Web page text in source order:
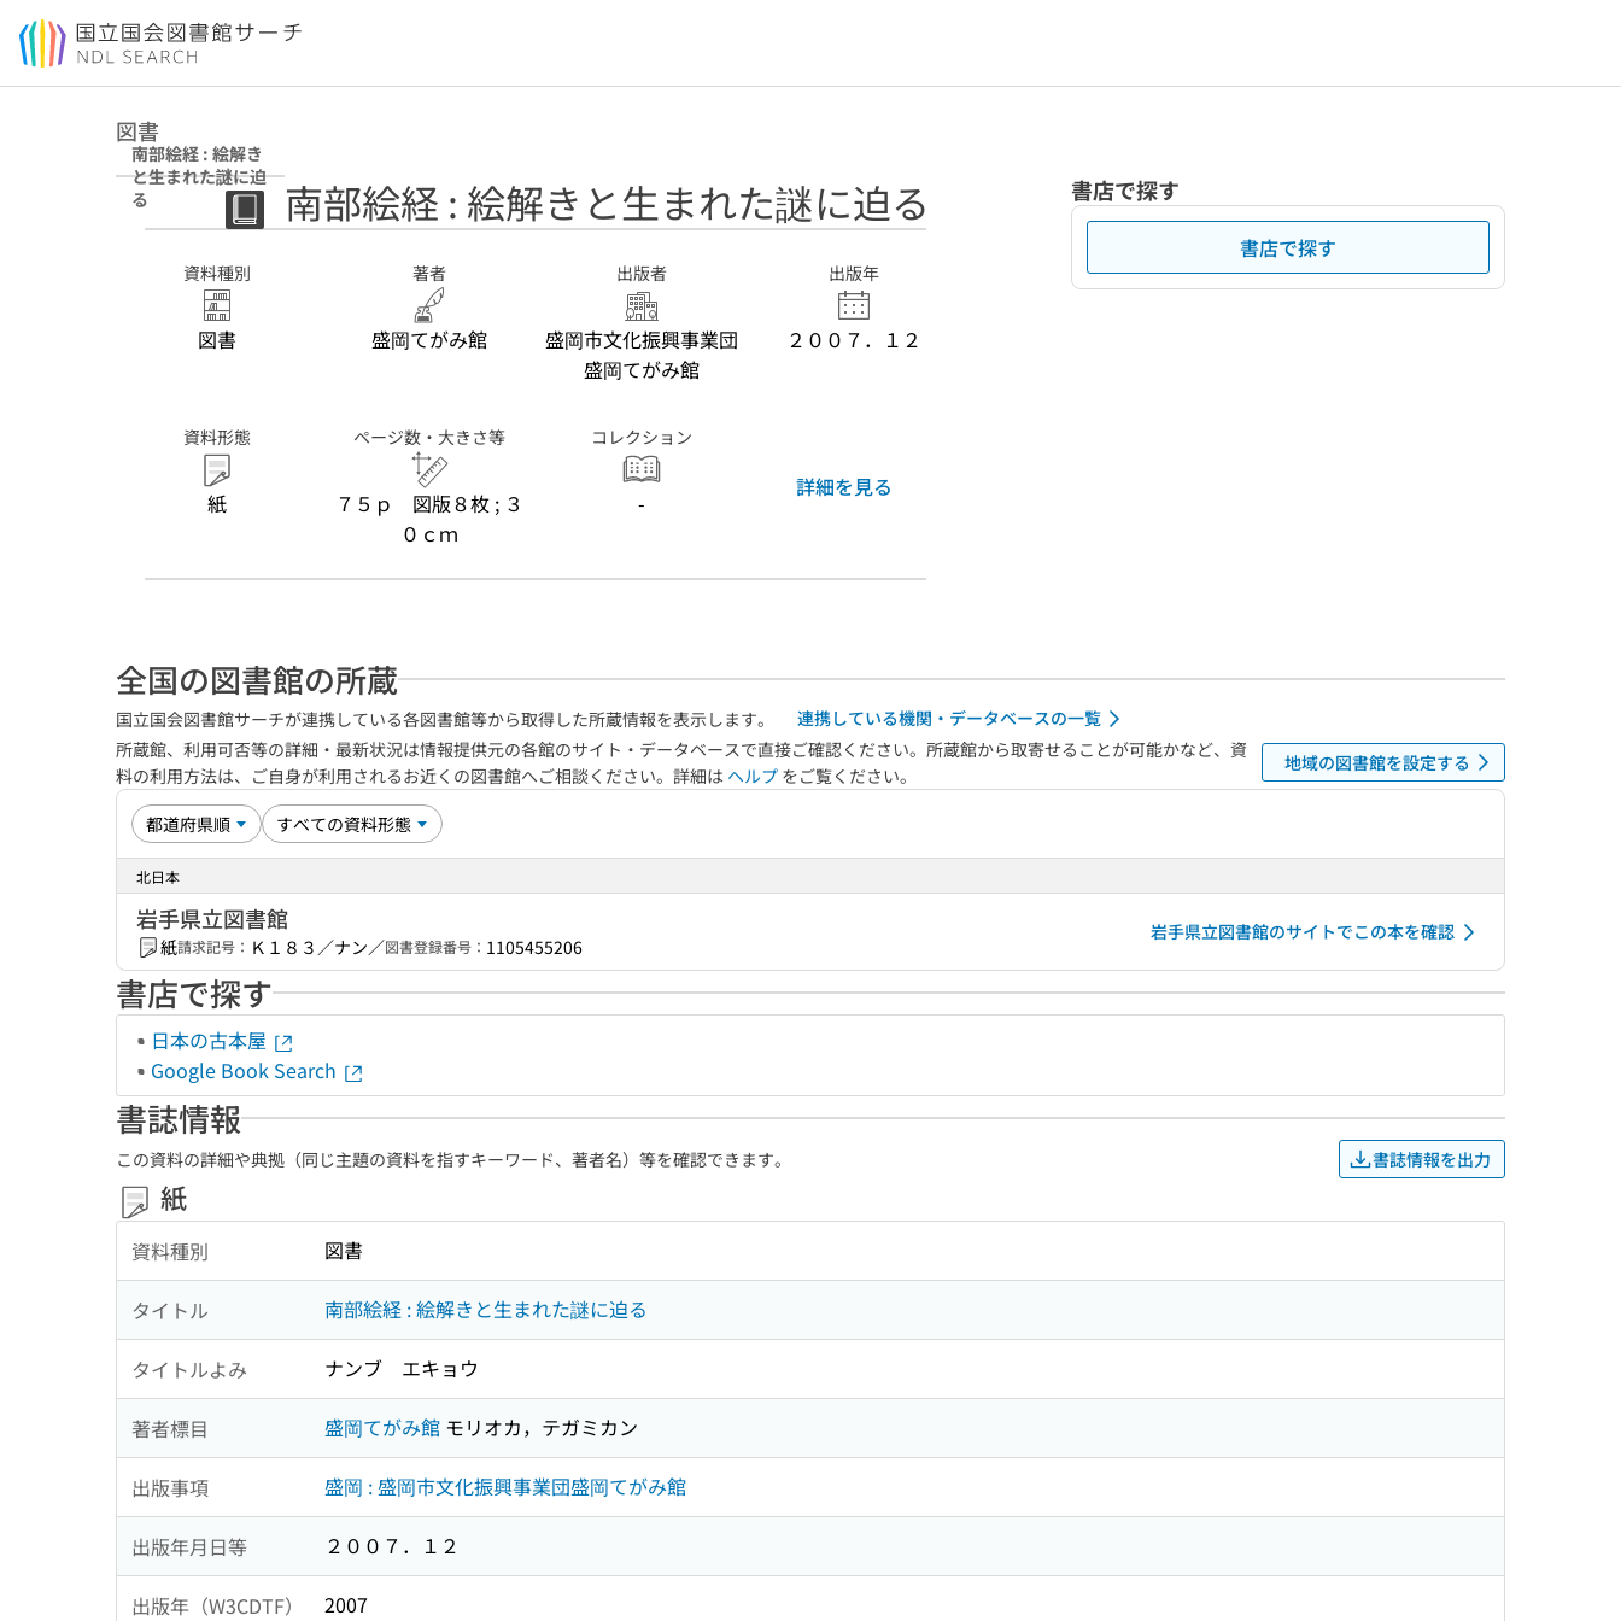
本文へ移動
図書
南部絵経 : 絵解き
と生まれた謎に迫
る
南部絵経 : 絵解きと生まれた謎に迫る
資料種別
図書
著者
盛岡てがみ館
出版者
盛岡市文化振興事業団
盛岡てがみ館
出版年
２００７．１２
資料形態
紙
ページ数・大きさ等
７５ｐ 図版８枚 ; ３
０ｃｍ
コレクション
-
詳細を見る
書店で探す
書店で探す
全国の図書館の所蔵
国立国会図書館サーチが連携している各図書館等から取得した所蔵情報を表示します。
連携している機関・データベースの一覧
所蔵館、利用可否等の詳細・最新状況は情報提供元の各館のサイト・データベースで直接ご確認ください。所蔵館から取寄せることが可能かなど、資
料の利用方法は、ご自身が利用されるお近くの図書館へご相談ください。詳細は ヘルプ をご覧ください。
地域の図書館を設定する
北日本
岩手県立図書館
紙請求記号： Ｋ１８３／ナン／図書登録番号： 1105455206
岩手県立図書館のサイトでこの本を確認
書店で探す
日本の古本屋
Google Book Search
書誌情報
この資料の詳細や典拠（同じ主題の資料を指すキーワード、著者名）等を確認できます。 書誌情報を出力
紙
資料種別 図書
タイトル 南部絵経 : 絵解きと生まれた謎に迫る
タイトルよみ ナンブ エキョウ
著者標目 盛岡てがみ館 モリオカ，テガミカン
出版事項 盛岡 : 盛岡市文化振興事業団盛岡てがみ館
出版年月日等 ２００７．１２
出版年（W3CDTF） 2007